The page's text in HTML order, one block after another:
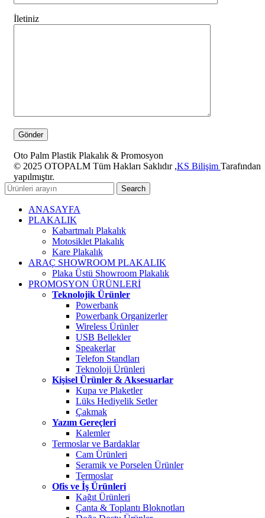
İletiniz
Oto Palm Plastik Plakalık & Promosyon
© 2025 OTOPALM Tüm Hakları Saklıdır ,KS Bilişim Tarafından
yapılmıştır.
Search
ANASAYFA
PLAKALIK
Kabartmalı Plakalık
Motosiklet Plakalık
Kare Plakalık
ARAÇ SHOWROOM PLAKALIK
Plaka Üstü Showroom Plakalık
PROMOSYON ÜRÜNLERİ
Teknolojik Ürünler
Powerbank
Powerbank Organizerler
Wireless Ürünler
USB Bellekler
Speakerlar
Telefon Standları
Teknoloji Ürünleri
Kişisel Ürünler & Aksesuarlar
Kupa ve Plaketler
Lüks Hediyelik Setler
Çakmak
Yazım Gereçleri
Kalemler
Termoslar ve Bardaklar
Cam Ürünleri
Seramik ve Porselen Ürünler
Termoslar
Ofis ve İş Ürünleri
Kağıt Ürünleri
Çanta & Toplantı Bloknotları